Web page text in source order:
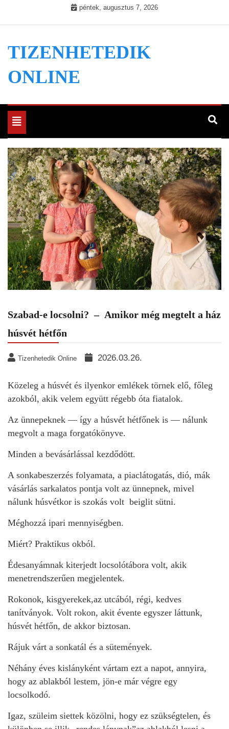
péntek, augusztus 7, 2026
TIZENHETEDIK
ONLINE
Toggle
navigation
Szabad-e locsolni? – Amikor még megtelt a ház
húsvét hétfőn
Tizenhetedik Online 2026.03.26.
Közeleg a húsvét és ilyenkor emlékek törnek elő, főleg
azokból, akik velem együtt régebb óta fiatalok.
Az ünnepeknek — így a húsvét hétfőnek is — nálunk
megvolt a maga forgatókönyve.
Minden a bevásárlással kezdődött.
A sonkabeszerzés folyamata, a piaclátogatás, dió, mák
vásárlás sarkalatos pontja volt az ünnepnek, mivel
nálunk húsvétkor is szokás volt beiglit sütni.
Méghozzá ipari mennyiségben.
Miért? Praktikus okból.
Édesanyámnak kiterjedt locsolótábora volt, akik
menetrendszerűen megjelentek.
Rokonok, kisgyerekek,az utcából, régi, kedves
tanítványok. Volt rokon, akit évente egyszer láttunk,
húsvét hétfőn, de akkor biztosan.
Rájuk várt a sonkatál és a sütemények.
Néhány éves kislányként vártam ezt a napot, annyira,
hogy az ablakból lestem, jön-e már végre egy
locsolkodó.
Igaz, szüleim siettek közölni, hogy ez szükségtelen, és